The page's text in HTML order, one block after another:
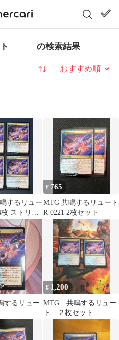
ト の検索結果
並び替え
鳴するリュー
枚 ストリク
秘密 SOS
¥ 765
MTG 共鳴するリュート
R 0221 2枚セット
るリュー
¥ 1,200
MTG 共鳴するリュー
ト ２枚セット